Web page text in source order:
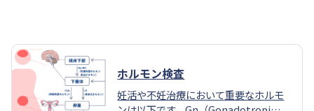
ホルモン検査
妊活や不妊治療において重要なホルモ